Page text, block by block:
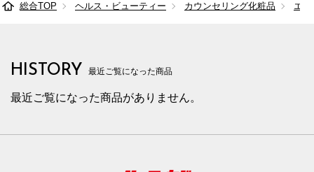
総合TOP ヘルス・ビューティー カウンセリング化粧品 エ
HISTORY 最近ご覧になった商品
最近ご覧になった商品がありません。